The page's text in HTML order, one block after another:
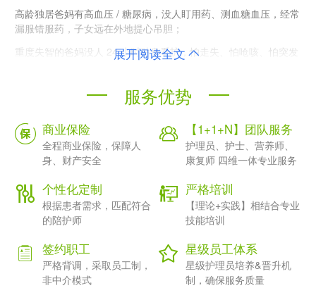
高龄独居爸妈有高血压 / 糖尿病，没人盯用药、测血糖血压，经常
漏服错服药，子女远在外地提心吊胆；
重度失智的爸妈没人 24 小时贴身看护，怕走失、怕呛咳、怕突发
找散护、中介保姆，收完高额中介费就不管了，服务没保障，出了
事没人兜底，甚至有虐待老人、乱收费的情况……
这些困扰，乐之康护都能为您一站式解决。我们是华南地区深耕居
家养老陪护的直营品牌，坚持全员工制管理，只做专业、规范、有
温度的居家养老照护服务，替您扛起照顾爸妈的责任，让老人居家
一、为您定制的专属陪护服务（按您家老人的情况精准匹配）
我们不做千篇一律的流水线服务，所有服务均根据老人的身体状
况、照护需求、生活习惯 1 对 1 定制，严格遵循社区卫生服务中
择：
您能得到的核心服务
展开阅读全文
服务优势
商业保险
全程商业保险，保障人
身、财产安全
【1+1+N】团队服务
护理员、护士、营养师、
康复师 四维一体专业服务
个性化定制
根据患者需求，匹配符合
的陪护师
严格培训
【理论+实践】相结合专业
技能培训
签约职工
严格背调，采取员工制，
非中介模式
星级员工体系
星级护理员培养&晋升机
制，确保服务质量